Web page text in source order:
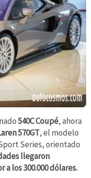
540C Coupé, ahora
570GT, el modelo
Series, orientado
llegaron
los 300.000 dólares.